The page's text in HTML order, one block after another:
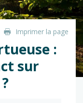
Imprimer la page
:
sur